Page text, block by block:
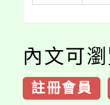
內文可瀏
註冊會員